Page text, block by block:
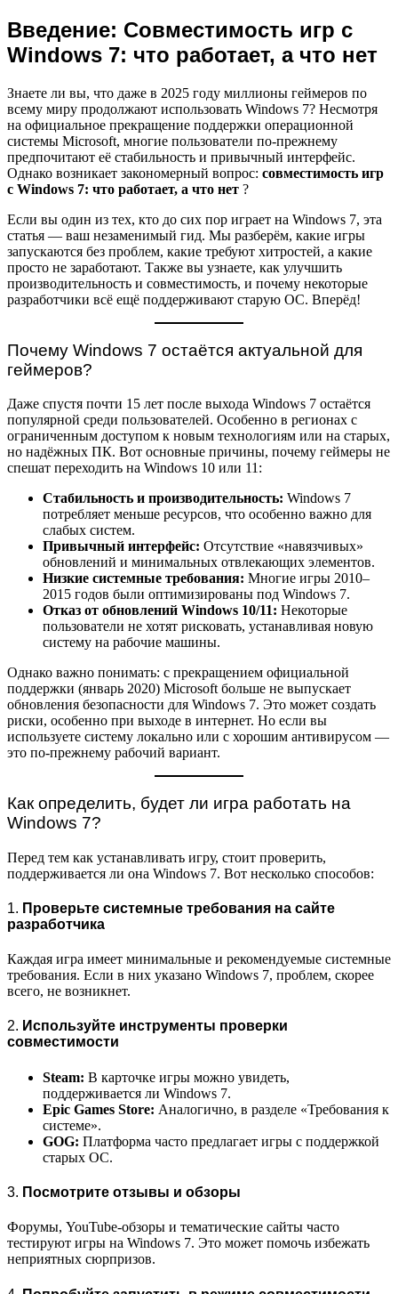
Введение: Совместимость игр с
Windows 7: что работает, а что нет
Знаете ли вы, что даже в 2025 году миллионы геймеров по
всему миру продолжают использовать Windows 7? Несмотря
на официальное прекращение поддержки операционной
системы Microsoft, многие пользователи по-прежнему
предпочитают её стабильность и привычный интерфейс.
Однако возникает закономерный вопрос: совместимость игр
с Windows 7: что работает, а что нет ?
Если вы один из тех, кто до сих пор играет на Windows 7, эта
статья — ваш незаменимый гид. Мы разберём, какие игры
запускаются без проблем, какие требуют хитростей, а какие
просто не заработают. Также вы узнаете, как улучшить
производительность и совместимость, и почему некоторые
разработчики всё ещё поддерживают старую ОС. Вперёд!
Почему Windows 7 остаётся актуальной для
геймеров?
Даже спустя почти 15 лет после выхода Windows 7 остаётся
популярной среди пользователей. Особенно в регионах с
ограниченным доступом к новым технологиям или на старых,
но надёжных ПК. Вот основные причины, почему геймеры не
спешат переходить на Windows 10 или 11:
Стабильность и производительность: Windows 7
потребляет меньше ресурсов, что особенно важно для
слабых систем.
Привычный интерфейс: Отсутствие «навязчивых»
обновлений и минимальных отвлекающих элементов.
Низкие системные требования: Многие игры 2010–
2015 годов были оптимизированы под Windows 7.
Отказ от обновлений Windows 10/11: Некоторые
пользователи не хотят рисковать, устанавливая новую
систему на рабочие машины.
Однако важно понимать: с прекращением официальной
поддержки (январь 2020) Microsoft больше не выпускает
обновления безопасности для Windows 7. Это может создать
риски, особенно при выходе в интернет. Но если вы
используете систему локально или с хорошим антивирусом —
это по-прежнему рабочий вариант.
Как определить, будет ли игра работать на
Windows 7?
Перед тем как устанавливать игру, стоит проверить,
поддерживается ли она Windows 7. Вот несколько способов:
1. Проверьте системные требования на сайте
разработчика
Каждая игра имеет минимальные и рекомендуемые системные
требования. Если в них указано Windows 7, проблем, скорее
всего, не возникнет.
2. Используйте инструменты проверки
совместимости
Steam: В карточке игры можно увидеть,
поддерживается ли Windows 7.
Epic Games Store: Аналогично, в разделе «Требования к
системе».
GOG: Платформа часто предлагает игры с поддержкой
старых ОС.
3. Посмотрите отзывы и обзоры
Форумы, YouTube-обзоры и тематические сайты часто
тестируют игры на Windows 7. Это может помочь избежать
неприятных сюрпризов.